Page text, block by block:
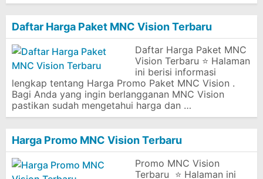
Daftar Harga Paket MNC Vision Terbaru
Daftar Harga Paket MNC
Vision Terbaru ⭐ Halaman
ini berisi informasi
lengkap tentang Harga Promo Paket MNC Vision .
Bagi Anda yang ingin berlangganan MNC Vision
pastikan sudah mengetahui harga dan …
Harga Promo MNC Vision Terbaru
Promo MNC Vision
Terbaru ⭐ Halaman ini